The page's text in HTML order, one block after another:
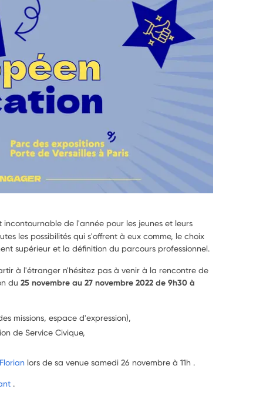
incontournable de l'année pour les jeunes et leurs
les possibilités qui s'offrent à eux comme, le choix
supérieur et la définition du parcours professionnel.
à l'étranger n'hésitez pas à venir à la rencontre de
du 25 novembre au 27 novembre 2022 de 9h30 à
missions, espace d'expression),
de Service Civique,
lors de sa venue samedi 26 novembre à 11h .
.